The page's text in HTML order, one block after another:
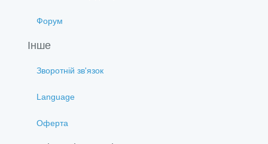
Форум
Інше
Зворотній зв'язок
Language
Оферта